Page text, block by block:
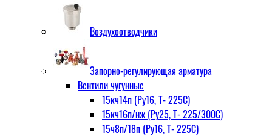
Воздухоотводчики
Запорно-регулирующая арматура
Вентили чугунные
15кч14п (Ру16, Т- 225С)
15кч16п/нж (Ру25, Т- 225/300С)
15ч8п/18п (Ру16, Т- 225С)